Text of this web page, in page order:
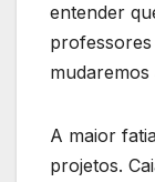
entender
mudaremos
A maior
projetos.